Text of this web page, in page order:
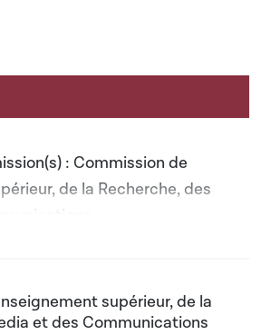
: Commission de
de la Recherche, des
Sylvie Duval
servant à afficher ou cacher tous
supérieur, de la
et des Communications